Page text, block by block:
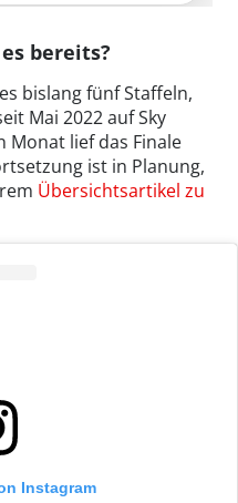
bereits?
bislang fünf Staffeln,
Mai 2022 auf Sky
Monat lief das Finale
ist in Planung,
Übersichtsartikel zu
Instagram